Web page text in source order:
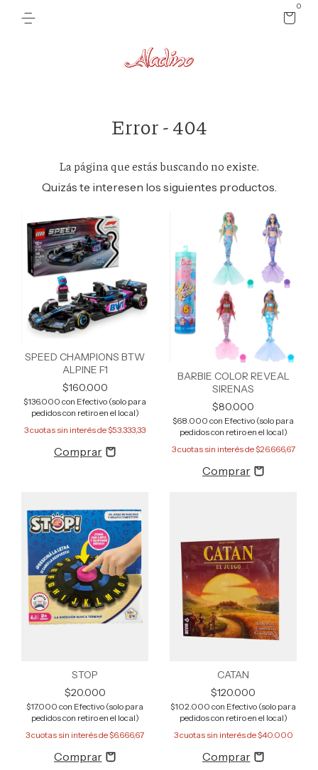
0
Error - 404
La página que estás buscando no existe.
Quizás te interesen los siguientes productos.
SPEED CHAMPIONS BTW
ALPINE F1
$160.000
$136.000 con Efectivo (solo para
pedidos con retiro en el local)
3cuotas sin interés de$53.333,33
BARBIE COLOR REVEAL
SIRENAS
$80.000
$68.000 con Efectivo (solo para
pedidos con retiro en el local)
3cuotas sin interés de$26.666,67
STOP
$20.000
$17.000 con Efectivo (solo para
pedidos con retiro en el local)
3cuotas sin interés de$6.666,67
CATAN
$120.000
$102.000 con Efectivo (solo para
pedidos con retiro en el local)
3cuotas sin interés de$40.000